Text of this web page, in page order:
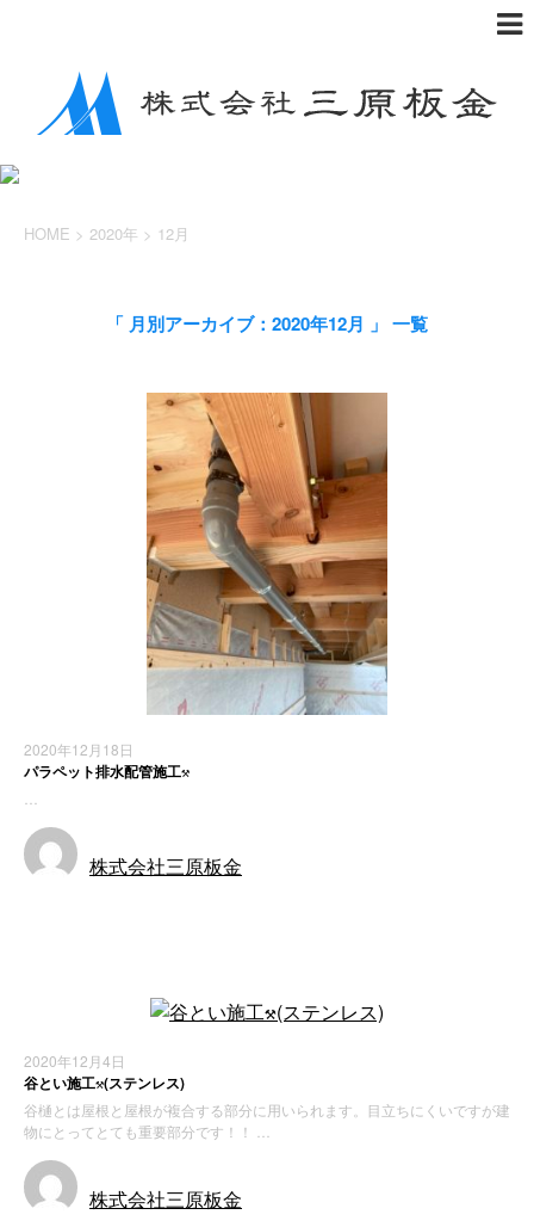
HOME > 2020年 > 12月
「 月別アーカイブ：2020年12月 」 一覧
2020年12月18日
パラペット排水配管施工⚒
株式会社三原板金
2020年12月4日
谷とい施工⚒(ステンレス)
谷樋とは屋根と屋根が複合する部分に用いられます。目立ちにくいですが建
物にとってとても重要部分です！！ …
株式会社三原板金